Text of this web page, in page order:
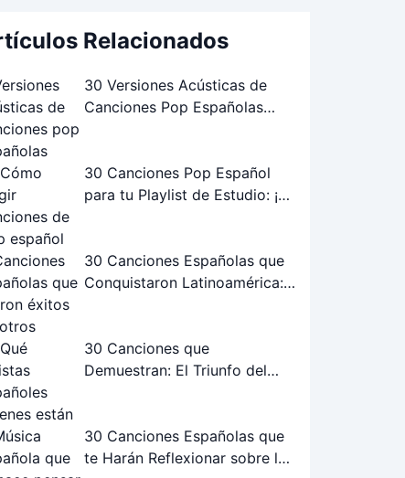
Relacionados
30 Versiones Acústicas de
Canciones Pop Españolas
30 Canciones Pop Español
para tu Playlist de Estudio: ¡La
30 Canciones Españolas que
Conquistaron Latinoamérica:
30 Canciones que
Demuestran: El Triunfo del
30 Canciones Españolas que
te Harán Reflexionar sobre la